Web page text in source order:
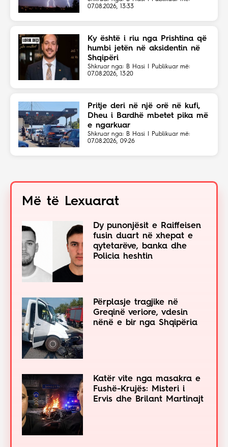
07.08.2026, 13:33
Ky është i riu nga Prishtina që
humbi jetën në aksidentin në
Shqipëri
Shkruar nga: B Hasi | Publikuar më:
07.08.2026, 13:20
Pritje deri në një orë në kufi,
Dheu i Bardhë mbetet pika më
e ngarkuar
Shkruar nga: B Hasi | Publikuar më:
07.08.2026, 09:26
Më të Lexuarat
Dy punonjësit e Raiffeisen
fusin duart në xhepat e
qytetarëve, banka dhe
Policia heshtin
Përplasje tragjike në
Greqinë veriore, vdesin
nënë e bir nga Shqipëria
Katër vite nga masakra e
Fushë-Krujës: Misteri i
Ervis dhe Brilant Martinajt